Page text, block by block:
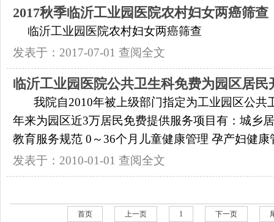
2017秋季临沂工业园医院农村妇女两癌筛查
临沂工业园医院农村妇女两癌筛查
发表于：2017-07-01 查阅全文
临沂工业园医院公共卫生科免费为园区居民
我院自2010年被上级部门指定为工业园区公共
年来为园区近3万居民免费提供服务项目有：城乡
教育服务规范 0～36个月儿童健康管理 孕产妇健康
发表于：2010-01-01 查阅全文
首页 上一页 1 下一页